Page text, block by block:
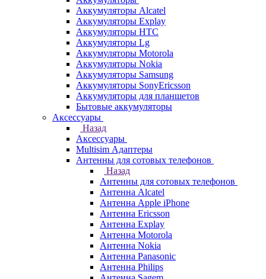
Аккумуляторы Alcatel
Аккумуляторы Explay
Аккумуляторы HTC
Аккумуляторы Lg
Аккумуляторы Motorola
Аккумуляторы Nokia
Аккумуляторы Samsung
Аккумуляторы SonyEricsson
Аккумуляторы для планшетов
Бытовые аккумуляторы
Аксессуары
Назад
Аксессуары
Multisim Адаптеры
Антенны для сотовых телефонов
Назад
Антенны для сотовых телефонов
Антенна Alcatel
Антенна Apple iPhone
Антенна Ericsson
Антенна Explay
Антенна Motorola
Антенна Nokia
Антенна Panasonic
Антенна Philips